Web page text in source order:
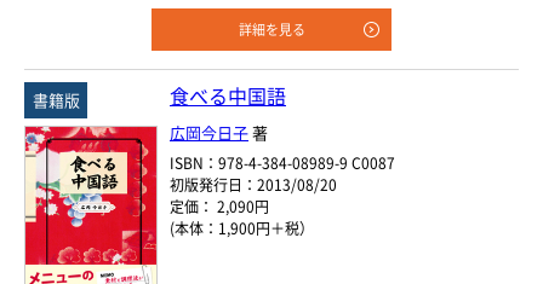
詳細を見る
食べる中国語
広岡今日子著
ISBN：978-4-384-08989-9 C0087
初版発行日：2013/08/20
定価： 2,090円
(本体：1,900円＋税）
書籍版